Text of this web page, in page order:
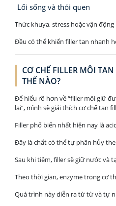
Lối sống và thói quen
Thức khuya, stress hoặc vận
Đều có thể khiến filler tan nhanh
CƠ CHẾ FILLER MÔI
THẾ NÀO?
Để hiểu rõ hơn về “filler môi giữ
lại”, mình sẽ giải thích cơ chế tan
Filler phổ biến nhất hiện nay là
Đây là chất có thể tự phân hủy
Sau khi tiêm, filler sẽ giữ nước và
Theo thời gian, enzyme trong cơ
Quá trình này diễn ra từ từ và tự